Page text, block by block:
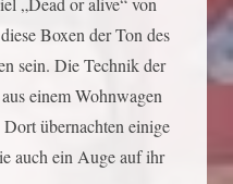
Boxen der Ton des
sein. Die Technik der
einem Wohnwagen
übernachten einige
auch ein Auge auf ihr